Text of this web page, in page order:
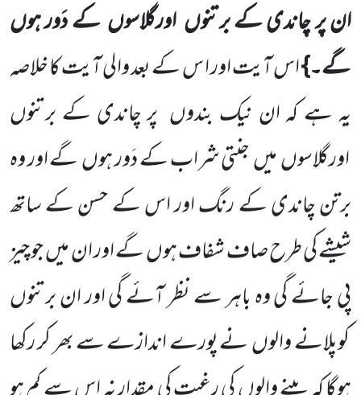
ان پر چاندی کے برتنوںاورگلاسوںکے دَور ہوں
گے۔}اسآیت اور ا س کے بعد والی آیت کا خلاصہ
یہ ہے کہ ان نیک بندوں پر چاندی کے برتنوں
اورگلاسوںمیںجنتی شراب کے دَور ہوںگے اور وہ
برتن چاندی کے رنگ اور اس کے حسن کے ساتھ
شیشے کی طرح صاف شفاف ہوںگے اور ان میںجو چیز
پی جائے گی وہ باہر سے نظر آئے گی اور ان برتنوں
کوپلانے والوںنے پورے اندازے سے بھر کر رکھا